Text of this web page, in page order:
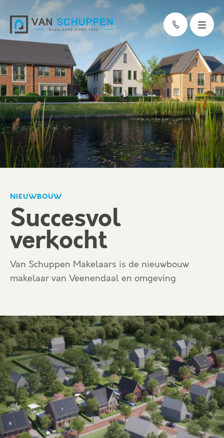
NIEUWBOUW
Succesvol
verkocht
Van Schuppen Makelaars is de nieuwbouw
makelaar van Veenendaal en omgeving